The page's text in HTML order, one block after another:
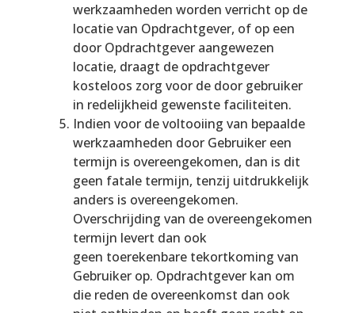
werkzaamheden worden verricht op de
locatie van Opdrachtgever, of op een
door Opdrachtgever aangewezen
locatie, draagt de opdrachtgever
kosteloos zorg voor de door gebruiker
in redelijkheid gewenste faciliteiten.
Indien voor de voltooiing van bepaalde
werkzaamheden door Gebruiker een
termijn is overeengekomen, dan is dit
geen fatale termijn, tenzij uitdrukkelijk
anders is overeengekomen.
Overschrijding van de overeengekomen
termijn levert dan ook
geen toerekenbare tekortkoming van
Gebruiker op. Opdrachtgever kan om
die reden de overeenkomst dan ook